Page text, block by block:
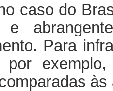
caso do
e
Para
por